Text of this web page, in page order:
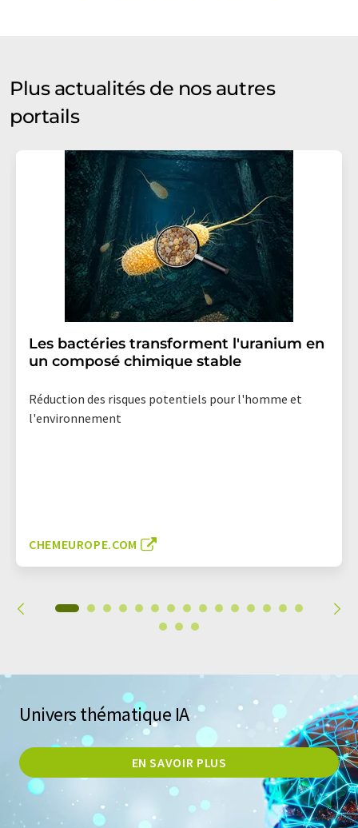
Plus actualités de nos autres
portails
Les bactéries transforment l'uranium en
un composé chimique stable
Réduction des risques potentiels pour l'homme et
l'environnement
CHEMEUROPE.COM
Univers thématique IA
EN SAVOIR PLUS